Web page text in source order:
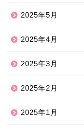
2025年5月
2025年4月
2025年3月
2025年2月
2025年1月